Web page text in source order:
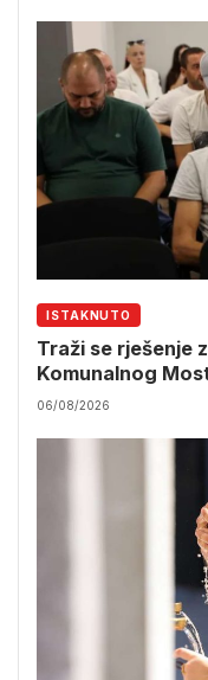
ISTAKNUTO
Traži se rješenje
Komunalnog
06/08/2026